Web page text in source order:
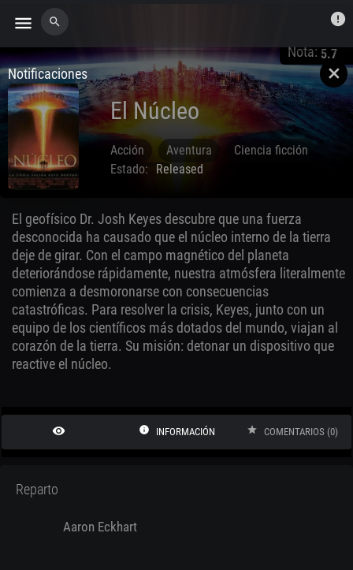
menu search error
close
Notificaciones
Nota:5.7
El Núcleo
Acción Aventura
Ciencia ficción
Suspense
Mar. 28 2003
Estado: Released
El geofísico Dr. Josh Keyes descubre que una fuerza
desconocida ha causado que el núcleo interno de la tierra
deje de girar. Con el campo magnético del planeta
deteriorándose rápidamente, nuestra atmósfera literalmente
comienza a desmoronarse con consecuencias
catastróficas. Para resolver la crisis, Keyes, junto con un
equipo de los científicos más dotados del mundo, viajan al
corazón de la tierra. Su misión: detonar un dispositivo que
reactive el núcleo.
remove_red_eye info INFORMACIÓN star COMENTARIOS (0)
Reparto
Aaron Eckhart